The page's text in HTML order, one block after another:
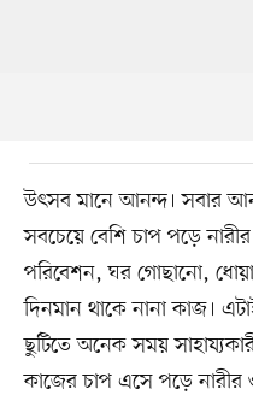
উৎসব মানে আনন্দ। সবার
সবচেয়ে বেশি চাপ পড়ে
পরিবেশন, ঘর গোছানো,
দিনমান থাকে নানা কাজ।
ছুটিতে অনেক সময়
কাজের চাপ এসে পড়ে নারীর